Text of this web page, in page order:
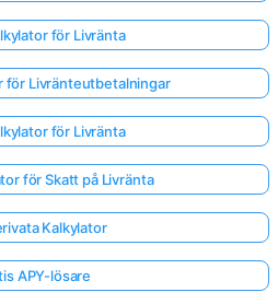
för Livränta
för Livränteutbetalningar
för Livränta
för Skatt på Livränta
Kalkylator
APY-lösare